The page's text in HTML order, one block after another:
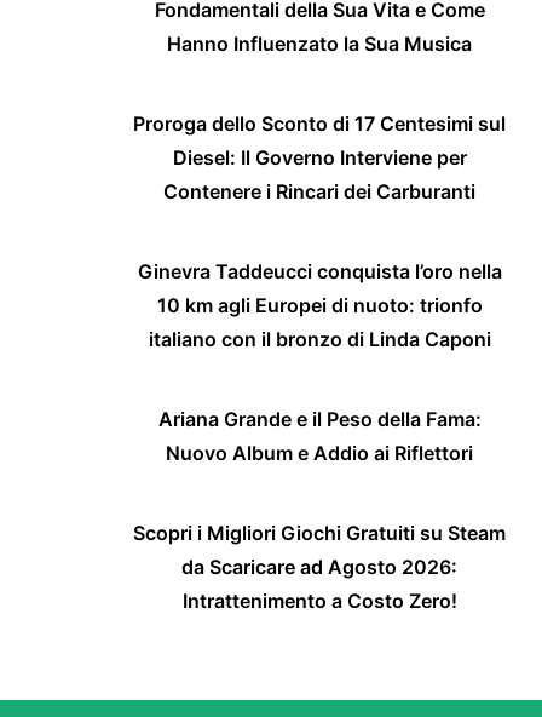
Fondamentali della Sua Vita e Come
Hanno Influenzato la Sua Musica
Proroga dello Sconto di 17 Centesimi sul
Diesel: Il Governo Interviene per
Contenere i Rincari dei Carburanti
Ginevra Taddeucci conquista l’oro nella
10 km agli Europei di nuoto: trionfo
italiano con il bronzo di Linda Caponi
Ariana Grande e il Peso della Fama:
Nuovo Album e Addio ai Riflettori
Scopri i Migliori Giochi Gratuiti su Steam
da Scaricare ad Agosto 2026:
Intrattenimento a Costo Zero!